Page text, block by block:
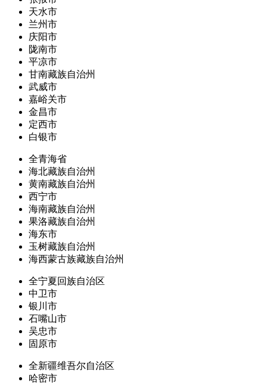
天水市
兰州市
庆阳市
陇南市
平凉市
甘南藏族自治州
武威市
嘉峪关市
金昌市
定西市
白银市
全青海省
海北藏族自治州
黄南藏族自治州
西宁市
海南藏族自治州
果洛藏族自治州
海东市
玉树藏族自治州
海西蒙古族藏族自治州
全宁夏回族自治区
中卫市
银川市
石嘴山市
吴忠市
固原市
全新疆维吾尔自治区
哈密市